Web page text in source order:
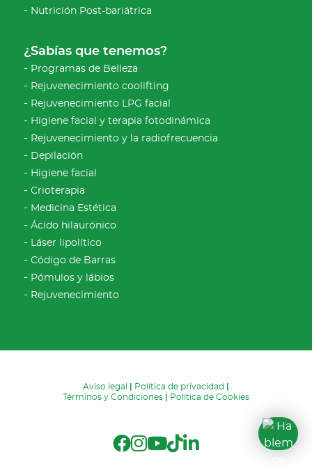
Nutrición Post-bariátrica
¿Sabías que tenemos?
Programas de Belleza
Rejuvenecimiento coolifting
Rejuvenecimiento LPG facial
Higiene facial y terapia fotodinámica
Rejuvenecimiento y la radiofrecuencia
Depilación
Higiene facial
Crioterapia
Medicina Estética
Ácido hilaurónico
Láser lipolítico
Código de Barras
Pómulos y lábios
Rejuvenecimiento
Aviso legal Política de privacidad
Términos y Condiciones
Política de Cookies